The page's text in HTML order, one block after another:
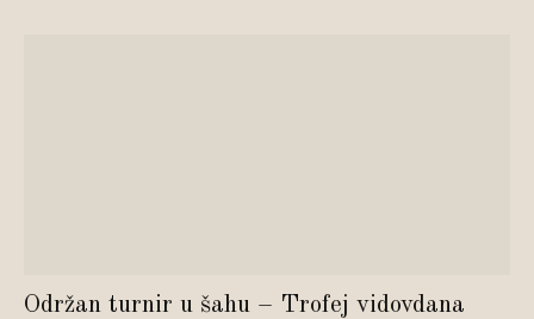
Održan turnir u šahu – Trofej vidovdana